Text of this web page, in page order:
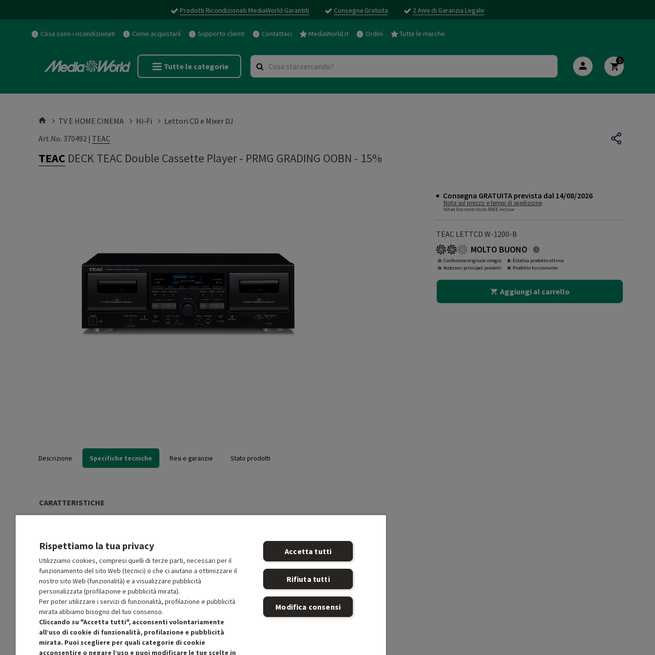
Prodotti Ricondizionati MediaWorld Garantiti Consegna Gratuita 2 Anni di Garanzia Legale
Cosa sono i ricondizionati Come acquistarli Supporto clienti Contattaci MediaWorld.it Ordini Tutte le marche
Tutte le categorie
0
TV E HOME CINEMA Hi-Fi
Lettori CD e Mixer DJ
Art.No. 370492 | TEAC
TEAC DECK TEAC Double Cassette Player- PRMG GRADING OOBN - 15%
Consegna GRATUITA prevista dal 14/08/2026
Nota sul prezzo e tempi di spedizione
IVA ed Eco-contributo RAEE incluse
TEAC LETTCD W-1200-B
MOLTO BUONO
O: Confezione originale integra
O: Accessori principali presenti
B: Estetica prodotto ottima
N: Prodotto funzionante
Aggiungi al carrello
Descrizione Specifiche tecniche Resi e garanzie Stato prodotti
CARATTERISTICHE
Interfaccia iPod No
USB No
DLNA No
Radio No
Scopri di più
Rispettiamo la tua privacy
Utilizziamo cookies, compresi quelli di terze parti, necessari per il
funzionamento del sito Web (tecnici) o che ci aiutano a ottimizzare il
nostro sito Web (funzionalità) e a visualizzare pubblicità
personalizzata (profilazione e pubblicità mirata).
Per poter utilizzare i servizi di funzionalità, profilazione e pubblicità
mirata abbiamo bisogno del tuo consenso.
Cliccando su "Accetta tutti", acconsenti volontariamente
all’uso di cookie di funzionalità, profilazione e pubblicità
mirata. Puoi scegliere per quali categorie di cookie
acconsentire o negare l’uso e puoi modificare le tue scelte in
Accetta tutti
Rifiuta tutti
Modifica consensi